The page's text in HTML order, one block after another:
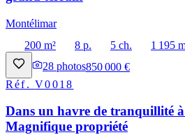
Montélimar
200 m²
8 p. 5 ch.
1 195
28 photos850 000 €
Réf.V0018
Dans un havre de tranquillité
Magnifique propriété